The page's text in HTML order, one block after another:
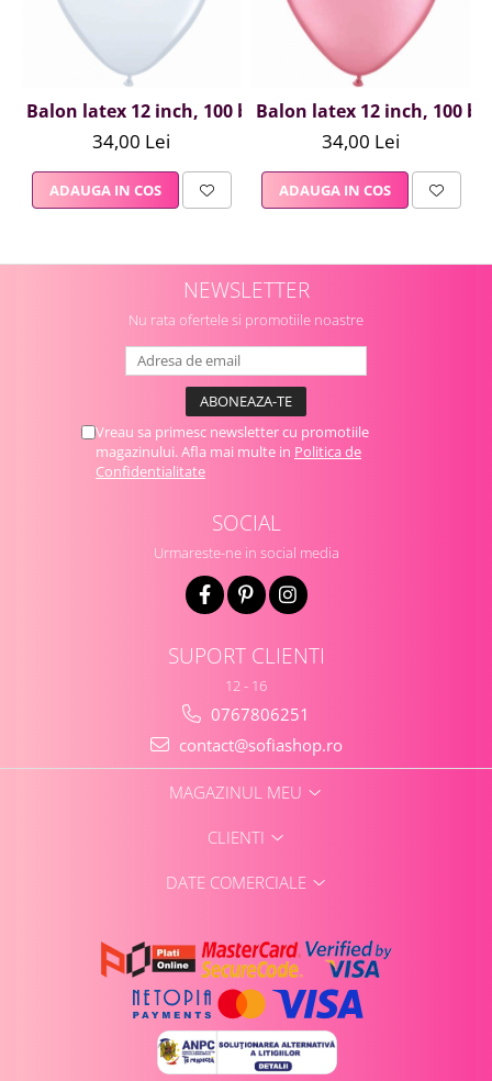
Balon latex 12 inch, 100 buc alb pastel
34,00 Lei
ADAUGA IN COS
Balon latex 12 inch, 100
34,00 Lei
ADAUGA IN COS
NEWSLETTER
Nu rata ofertele si promotiile noastre
Vreau sa primesc newsletter cu promotiile
magazinului. Afla mai multe in Politica de
Confidentialitate
SOCIAL
Urmareste-ne in social media
SUPORT CLIENTI
12 - 16
0767806251
contact@sofiashop.ro
MAGAZINUL MEU
CLIENTI
DATE COMERCIALE